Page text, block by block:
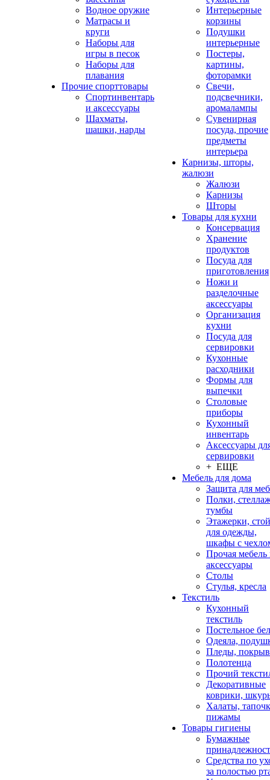
Водное оружие
Матрасы и
круги
Наборы для
игры в песок
Наборы для
плавания
Прочие спорттовары
Спортинвентарь
и аксессуары
Шахматы,
шашки, нарды
Интерьерные
корзины
Подушки
интерьерные
Постеры,
картины,
фоторамки
Свечи,
подсвечники,
аромалампы
Сувенирная
посуда, прочие
предметы
интерьера
Карнизы, шторы,
жалюзи
Жалюзи
Карнизы
Шторы
Товары для кухни
Консервация
Хранение
продуктов
Посуда для
приготовления
Ножи и
разделочные
аксессуары
Организация
кухни
Посуда для
сервировки
Кухонные
расходники
Формы для
выпечки
Столовые
приборы
Кухонный
инвентарь
Аксессуары
сервировки
+ ЕЩЕ
Мебель для дома
Защита для
Полки,
тумбы
Этажерки,
для одежды,
шкафы с
Прочая мебель
аксессуары
Столы
Стулья, кресла
Текстиль
Кухонный
текстиль
Постельное
Одеяла,
Пледы,
Полотенца
Прочий
Декоративные
коврики,
Халаты,
пижамы
Товары гигиены
Бумажные
Средства по
за полостью